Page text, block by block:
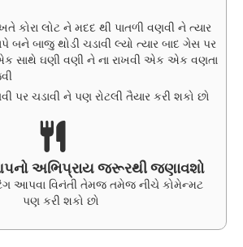
કોરા લોટ ને મદદ થી પાતળી વણવી ને ત્યાર
બને બાજુ થોડી ચડાવી લ્યો ત્યાર બાદ ગેસ પર
એક સાથે ઘણી વણી ને ના રાખવી એક એક વણતા
પર ચડાવી ને પણ રોટલી તૈયાર કરી શકો છો
અભિપ્રાય જરૂરથી જણાવશો
આપવા વિનંતી તેમજ તમેજ નીચે કોમેન્મટ
પણ કરી શકો છો